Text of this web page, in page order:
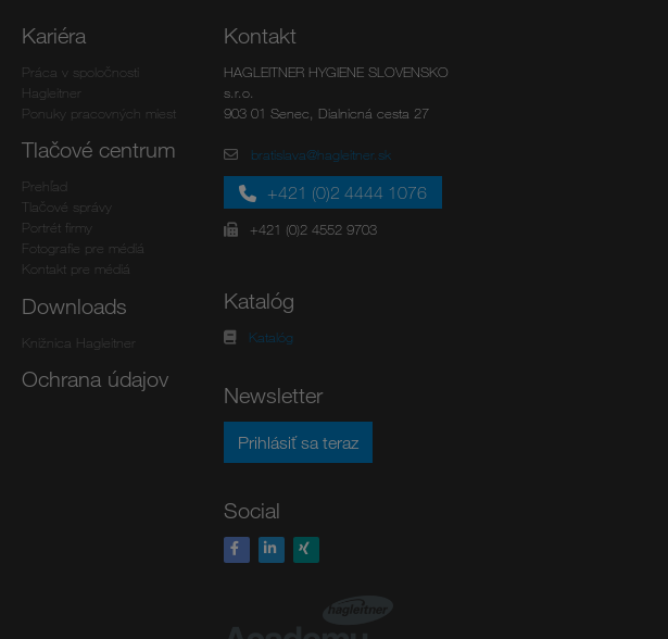
Kariéra
Práca v spoločnosti
Hagleitner
Ponuky pracovných miest
Tlačové centrum
Prehľad
Tlačové správy
Portrét firmy
Fotografie pre médiá
Kontakt pre médiá
Downloads
Knižnica Hagleitner
Ochrana údajov
Kontakt
HAGLEITNER HYGIENE SLOVENSKO
s.r.o.
903 01 Senec, Dialnicná cesta 27
bratislava@hagleitner.sk
+421 (0)2 4444 1076
+421 (0)2 4552 9703
Katalóg
Katalóg
Newsletter
Prihlásiť sa teraz
Social